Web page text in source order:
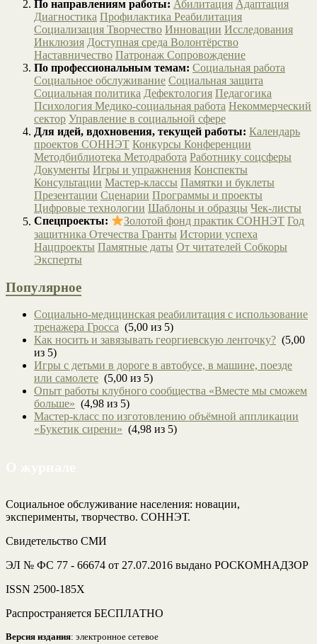
По направлениям работы: Абилитация Адаптация
Диагностика Профилактика Реабилитация
Социализация Творчество Инновации Исследования
Инклюзия Доступная среда Волонтёрство
Наставничество Патронаж Сопровождение
По профессиональным темам: Социальная работа
Социальное обслуживание Социальная защита
Социальная политика Дефектология Педагогика
Психология Медико-социальная работа Некоммерческий
сектор Управление в социальной сфере
Для идей, вдохновения, текущей работы: Календарь
проектов СОННЭТ Конкурсы Конференции
Методбиблиотека Методработа Работнику соцсферы
Документы Игры и упражнения Конспекты
Консультации Мастер-классы Памятки и буклеты
Презентации Сценарии Программы и проекты
Цифровые технологии Шаблоны и образцы Чек-листы
Спецпроекты:
Золотой фонд практик СОННЭТ Год
защитника Отечества Гранты Истории успеха
Нацпроекты Памятные даты От читателей Собкоры
Эксперты
Популярное
Социально-медицинская реабилитация с использование
тренажера Гросса (5,00 из 5)
Как носить и завязывать георгиевскую ленточку? (5,00
из 5)
Игры с детьми в дороге в автобусе, в машине, поезде
или самолете (5,00 из 5)
Опыт работы клубного сообщества «Вместе мы сможем
больше» (4,98 из 5)
Мастер-класс по изготовлению объёмной аппликации
«Букетик сирени» (4,98 из 5)
Социальное обслуживание населения: новации,
эксперименты, творчество. СОННЭТ.
Свидетельство СМИ
ЭЛ № ФС 77 - 66674 от 27.07.2016 выдано РОСКОМНАДЗОР
ISSN 2500-185Х
Распространяется БЕСПЛАТНО
Версия издания: электронное сетевое